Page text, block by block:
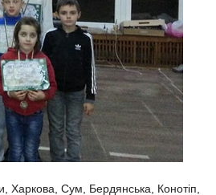
Харкова, Сум, Бердянська, Конотіп,